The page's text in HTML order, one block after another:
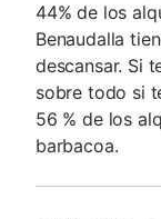
44% de los
Benaudalla
descansar. Si
sobre todo si
56 % de los
barbacoa.